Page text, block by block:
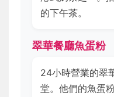
的下午茶。
翠華餐廳魚蛋粉
24小時營業的翠
堂。他們的魚蛋